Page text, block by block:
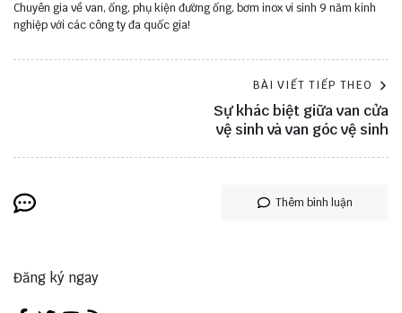
Chuyên gia về van, ống, phụ kiện đường ống, bơm inox vi sinh 9 năm kinh
nghiệp với các công ty đa quốc gia!
BÀI VIẾT TIẾP THEO
Sự khác biệt giữa van cửa
vệ sinh và van góc vệ sinh
Thêm bình luận
Đăng ký ngay